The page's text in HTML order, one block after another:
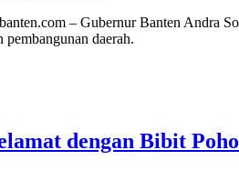
– Gubernur Banten Andra
pembangunan daerah.
dengan Bibit